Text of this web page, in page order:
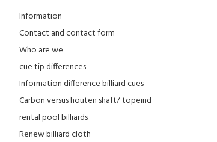
Information
Contact and contact form
Who are we
cue tip differences
Information difference billiard cues
Carbon versus houten shaft/ topeind
rental pool billiards
Renew billiard cloth